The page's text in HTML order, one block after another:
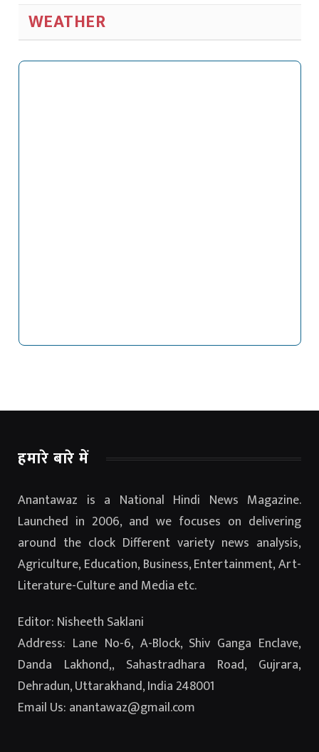
WEATHER
हमारे बारे में
Anantawaz is a National Hindi News Magazine.
Launched in 2006, and we focuses on delivering
around the clock Different variety news analysis,
Agriculture, Education, Business, Entertainment, Art-
Literature-Culture and Media etc.
Editor: Nisheeth Saklani
Address: Lane No-6, A-Block, Shiv Ganga Enclave,
Danda Lakhond,, Sahastradhara Road, Gujrara,
Dehradun, Uttarakhand, India 248001
Email Us: anantawaz@gmail.com